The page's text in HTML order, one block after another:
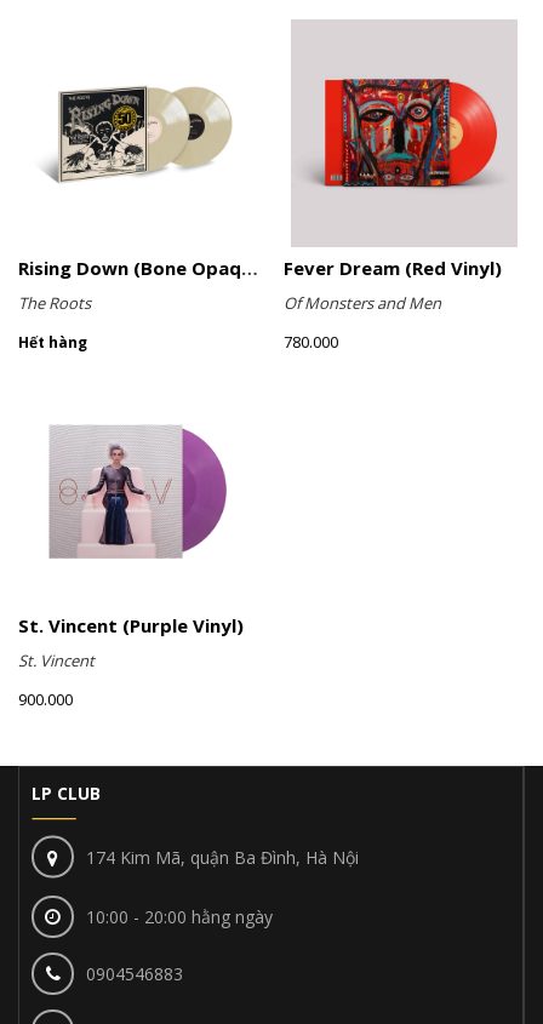
Rising Down (Bone Opaque Vinyl)
The Roots
Hết hàng
Fever Dream (Red Vinyl)
Of Monsters and Men
780.000
St. Vincent (Purple Vinyl)
St. Vincent
900.000
LP CLUB
174 Kim Mã, quận Ba Đình, Hà Nội
10:00 - 20:00 hằng ngày
0904546883